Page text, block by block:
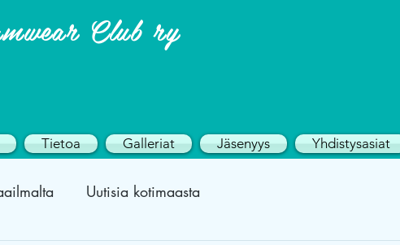
Club ry
Tietoa Galleriat Jäsenyys Yhdistysasiat
Uutisia kotimaasta